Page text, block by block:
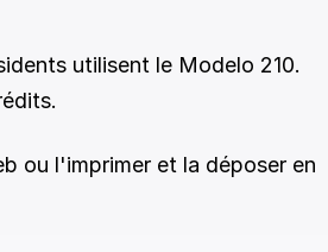
utilisent le Modelo 210.
ou l'imprimer et la déposer en